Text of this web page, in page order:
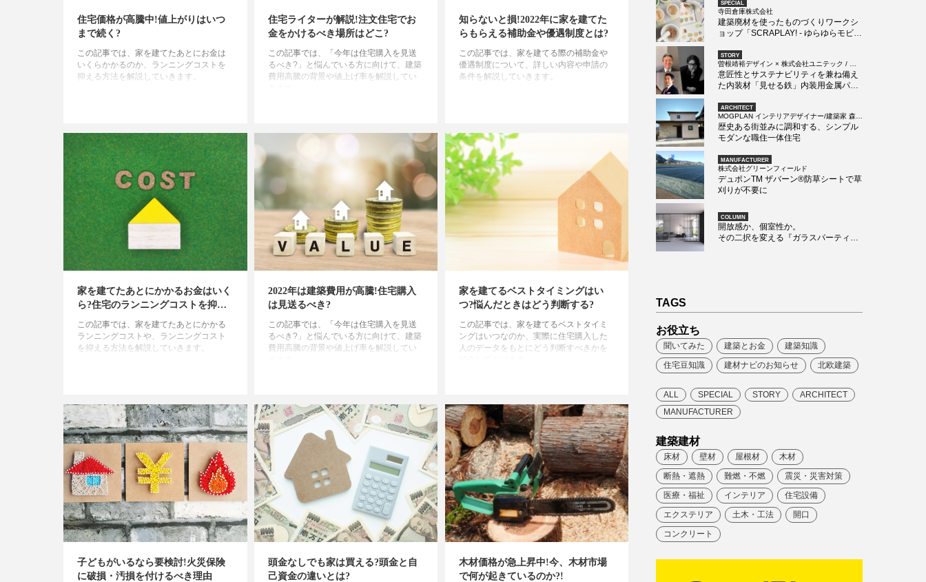
住宅価格が高騰中!値上がりはいつ
まで続く?
この記事では、家を建てたあとにお金は
いくらかかるのか、ランニングコストを
抑える方法を解説していきます。
住宅ライターが解説!注文住宅でお
金をかけるべき場所はどこ?
この記事では、「今年は住宅購入を見送
るべき?」と悩んでいる方に向けて、建築
費用高騰の背景や値上げ率を解説してい
知らないと損!2022年に家を建てた
らもらえる補助金や優遇制度とは?
この記事では、家を建てる際の補助金や
優遇制度について、詳しい内容や申請の
条件を解説していきます。
家を建てたあとにかかるお金はいく
ら?住宅のランニングコストを抑え
る方法を解説!
この記事では、家を建てたあとにかかる
ランニングコストや、ランニングコスト
を抑える方法を解説していきます。
2022年は建築費用が高騰!住宅購入
は見送るべき?
この記事では、「今年は住宅購入を見送
るべき?」と悩んでいる方に向けて、建築
費用高騰の背景や値上げ率を解説してい
家を建てるベストタイミングはい
つ?悩んだときはどう判断する?
この記事では、家を建てるベストタイミ
ングはいつなのか、実際に住宅購入した
人のデータをもとにどう判断すべきかを
子どもがいるなら要検討!火災保険
に破損・汚損を付けるべき理由
頭金なしでも家は買える?頭金と自
己資金の違いとは?
木材価格が急上昇中!今、木材市場
で何が起きているのか?!
SPECIAL
寺田倉庫株式会社
建築廃材を使ったものづくりワークシ
ョップ「SCRAPLAY! - ゆらゆらモビー
STORY
曽根靖裕デザイン × 株式会社ユニテック / 日
本製鉄株式会社
意匠性とサステナビリティを兼ね備え
た内装材「見せる鉄」内装用金属パネ
ARCHITECT
MOGPLAN インテリアデザイナー/建築家 森井
康順
歴史ある街並みに調和する、シンプル
モダンな職住一体住宅
MANUFACTURER
株式会社グリーンフィールド
デュポンTM ザバーン®防草シートで草
刈りが不要に
COLUMN
開放感か、個室性か。
その二択を変える『ガラスパーティシ
TAGS
お役立ち
聞いてみた 建築とお金
建築知識
住宅豆知識
建材ナビのお知らせ 北欧建築
ALL SPECIAL STORY
ARCHITECT
MANUFACTURER
建築建材
床材 壁材 屋根材
木材
断熱・遮熱
難燃・不燃
震災・災害対策
医療・福祉
インテリア
住宅設備
エクステリア
土木・工法
開口
コンクリート